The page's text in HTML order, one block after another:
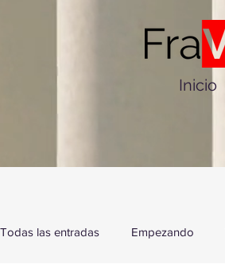
Inicio
Todas las entradas Empezando